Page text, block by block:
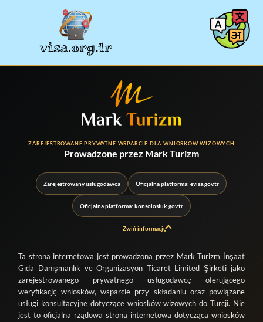
ZAREJESTROWANE PRYWATNE WSPARCIE DLA WNIOSKÓW WIZOWYCH
Prowadzone przez Mark Turizm
Zarejestrowany usługodawca Oficjalna platforma: evisa.gov.tr
Oficjalna platforma: konsolosluk.gov.tr
Zwiń informację
Ta strona internetowa jest prowadzona przez Mark Turizm İnşaat
Gıda Danışmanlık ve Organizasyon Ticaret Limited Şirketijako
zarejestrowanego prywatnego usługodawcę oferującego
weryfikację wniosków, wsparcie przy składaniu oraz powiązane
usługi konsultacyjne dotyczące wniosków wizowych do Turcji. Nie
jest to oficjalna rządowa strona internetowa dotycząca wniosków